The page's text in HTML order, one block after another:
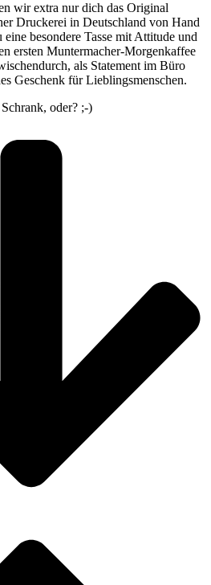
wir extra nur dich das Original
Druckerei in Deutschland von Hand
besondere Tasse mit Attitude und
ersten Muntermacher-Morgenkaffee
als Statement im Büro
Geschenk für Lieblingsmenschen.
oder? ;-)